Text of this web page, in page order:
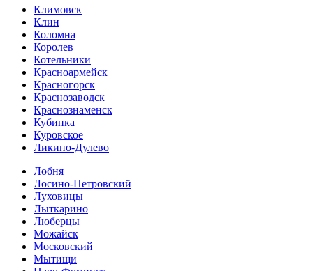
Климовск
Клин
Коломна
Королев
Котельники
Красноармейск
Красногорск
Краснозаводск
Краснознаменск
Кубинка
Куровское
Ликино-Дулево
Лобня
Лосино-Петровский
Луховицы
Лыткарино
Люберцы
Можайск
Московский
Мытищи